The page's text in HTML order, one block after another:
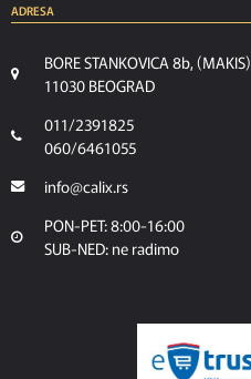
ADRESA
BORE STANKOVICA 8b, (MAKIS)
11030 BEOGRAD
011/2391825
060/6461055
info@calix.rs
PON-PET: 8:00-16:00
SUB-NED: ne radimo